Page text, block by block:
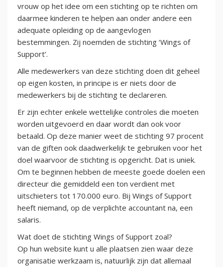
vrouw op het idee om een stichting op te richten om
daarmee kinderen te helpen aan onder andere een
adequate opleiding op de aangevlogen
bestemmingen. Zij noemden de stichting ‘Wings of
Support’.
Alle medewerkers van deze stichting doen dit geheel
op eigen kosten, in principe is er niets door de
medewerkers bij de stichting te declareren.
Er zijn echter enkele wettelijke controles die moeten
worden uitgevoerd en daar wordt dan ook voor
betaald. Op deze manier weet de stichting 97 procent
van de giften ook daadwerkelijk te gebruiken voor het
doel waarvoor de stichting is opgericht. Dat is uniek.
Om te beginnen hebben de meeste goede doelen een
directeur die gemiddeld een ton verdient met
uitschieters tot 170.000 euro. Bij Wings of Support
heeft niemand, op de verplichte accountant na, een
salaris.
Wat doet de stichting Wings of Support zoal?
Op hun website kunt u alle plaatsen zien waar deze
organisatie werkzaam is, natuurlijk zijn dat allemaal